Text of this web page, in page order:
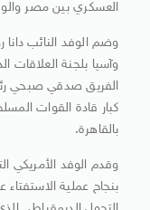
العسكري بين مصر
وضم الوفد النائب دانا
وآسيا بلجنة العلاقات
الفريق صدقي صبحي
كبار قادة القوات
بالقاهرة.
وقدم الوفد الأمريكي
بنجاح عملية